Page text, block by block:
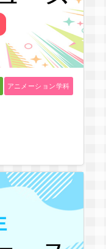
アニメーション学科